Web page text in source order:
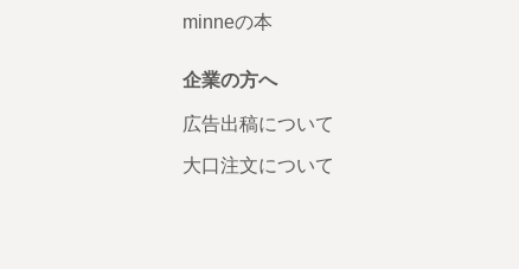
minneの本
企業の方へ
広告出稿について
大口注文について